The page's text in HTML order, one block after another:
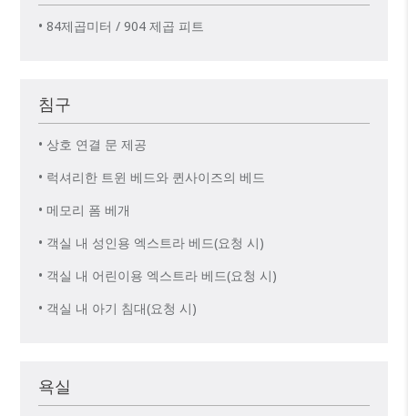
• 84제곱미터 / 904 제곱 피트
침구
• 상호 연결 문 제공
• 럭셔리한 트윈 베드와 퀸사이즈의 베드
• 메모리 폼 베개
• 객실 내 성인용 엑스트라 베드(요청 시)
• 객실 내 어린이용 엑스트라 베드(요청 시)
• 객실 내 아기 침대(요청 시)
욕실